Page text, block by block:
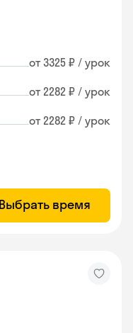
от 3325 ₽ / урок
от 2282 ₽ / урок
от 2282 ₽ / урок
Выбрать время